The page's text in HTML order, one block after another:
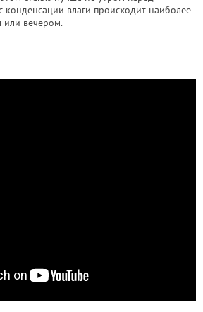
конденсации влаги происходит наиболее
или вечером.